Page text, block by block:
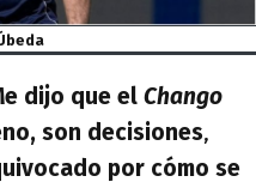
dijo que el Chango
son decisiones,
por cómo se